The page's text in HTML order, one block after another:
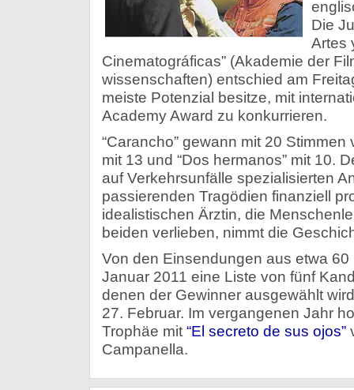
Die
Artes
Cinematográficas” (Akademie der
wissenschaften) entschied am
meiste Potenzial besitze, mit
Academy Award zu konkurrieren.
“Carancho” gewann mit 20 Stimmen
mit 13 und “Dos hermanos” mit 10.
auf Verkehrsunfälle spezialisierten
passierenden Tragödien finanziell
idealistischen Ärztin, die
beiden verlieben, nimmt die
Von den Einsendungen aus etwa
Januar 2011 eine Liste von fünf
denen der Gewinner ausgewählt
27. Februar. Im vergangenen Jahr
Trophäe mit “El secreto de sus ojos”
Campanella.